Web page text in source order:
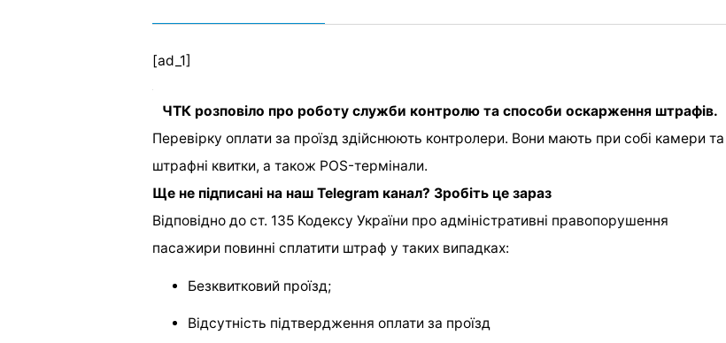
[ad_1]
ЧТК розповіло про роботу служби контролю та способи оскарження штрафів.
Перевірку оплати за проїзд здійснюють контролери. Вони мають при собі камери та
штрафні квитки, а також POS-термінали.
Ще не підписані на наш Telegram канал? Зробіть це зараз
Відповідно до ст. 135 Кодексу України про адміністративні правопорушення
пасажири повинні сплатити штраф у таких випадках:
Безквитковий проїзд;
Відсутність підтвердження оплати за проїзд